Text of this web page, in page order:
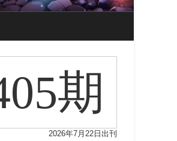
期
2026年7月22日出刊